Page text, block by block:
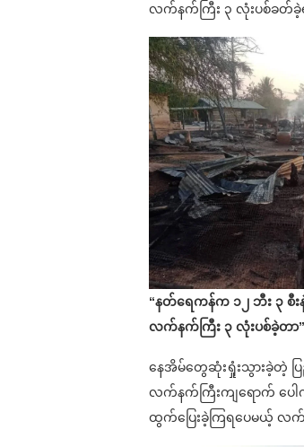
လက်နက်ကြီး ၃ လုံးပစ်ခတ်ခဲ့
“နတ်ရေကန်က ၁၂ ဘီး ၃ စီ
လက်နက်ကြီး ၃ လုံးပစ်ခဲ့တာ”
နေအိမ်တွေဆုံးရှုံးသွားခဲ့တဲ့
လက်နက်ကြီးကျရောက် ပေါ
ထွက်ပြေးခဲ့ကြရပေမယ့် လက်